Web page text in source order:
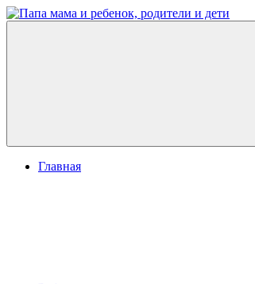
Перейти
к
Главная